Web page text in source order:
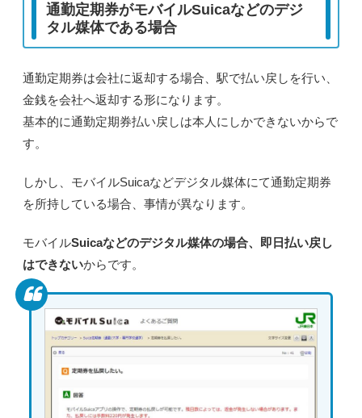
通勤定期券がモバイルSuicaなどのデジ
タル媒体である場合
通勤定期券は会社に返却する場合、駅で払い戻しを行い、
金銭を会社へ返却する形になります。
基本的に通勤定期券払い戻しは本人にしかできないからで
す。
しかし、モバイルSuicaなどデジタル媒体にて通勤定期券
を所持している場合、事情が異なります。
モバイルSuicaなどのデジタル媒体の場合、即日払い戻し
はできないからです。